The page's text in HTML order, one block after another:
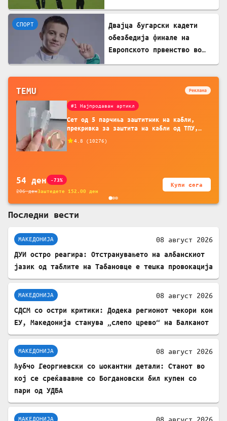
СПОРТ
Двајца бугарски кадети
обезбедија финале на
Европското првенство во
TEMU Реклама
#1 Најпродаван артикл
Сет од 5 парчиња заштитник на кабли,
прекривка за заштита на кабли од ТПУ,
батерија, за мобилни телефони, комплет
4.8 ( 10276)
54 ден -73%
206денЗаштедете 152.00 ден
Купи сега
Последни вести
МАКЕДОНИЈА 08 август 2026
ДУИ остро реагира: Отстранувањето на албанскиот
јазик од таблите на Табановце е тешка провокација
МАКЕДОНИЈА 08 август 2026
СДСМ со остри критики: Додека регионот чекори кон
ЕУ, Македонија станува „слепо црево“ на Балканот
МАКЕДОНИЈА 08 август 2026
Љубчо Георгиевски со шокантни детали: Станот во
кој се среќававме со Богдановски бил купен со
пари од УДБА
МАКЕДОНИЈА 08 август 2026